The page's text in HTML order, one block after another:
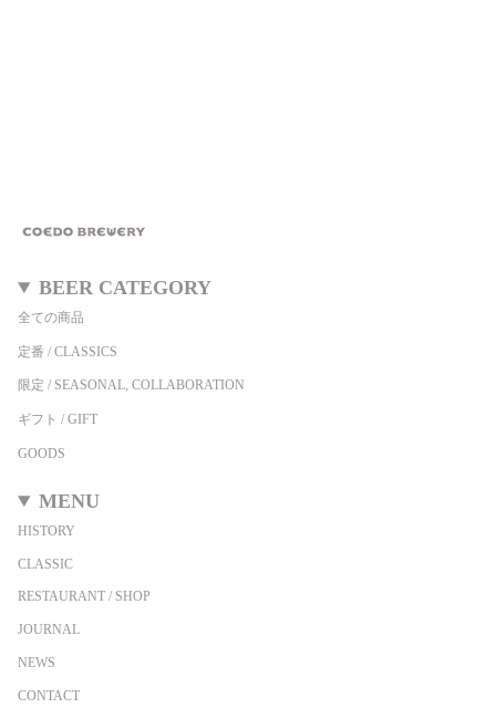
BEER CATEGORY
全ての商品
定番 / CLASSICS
限定 / SEASONAL, COLLABORATION
ギフト / GIFT
GOODS
MENU
HISTORY
CLASSIC
RESTAURANT / SHOP
JOURNAL
NEWS
CONTACT